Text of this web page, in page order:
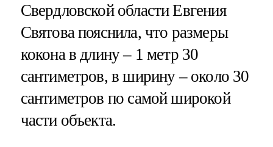
Свердловской области Евгения
Святова пояснила, что размеры
кокона в длину – 1 метр 30
сантиметров, в ширину – около 30
сантиметров по самой широкой
части объекта.